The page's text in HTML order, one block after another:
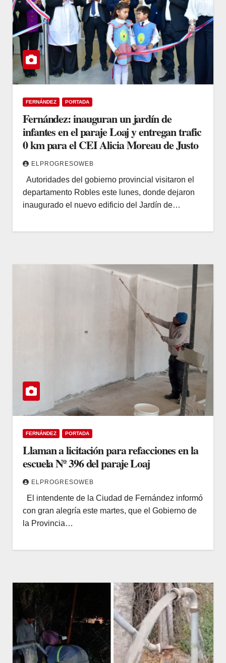
FERNÁNDEZ PORTADA
Fernández: inauguran un jardín de
infantes en el paraje Loaj y entregan trafic
0 km para el CEI Alicia Moreau de Justo
ELPROGRESOWEB
Autoridades del gobierno provincial visitaron el
departamento Robles este lunes, donde dejaron
inaugurado el nuevo edificio del Jardín de…
FERNÁNDEZ PORTADA
Llaman a licitación para refacciones en la
escuela Nº 396 del paraje Loaj
ELPROGRESOWEB
El intendente de la Ciudad de Fernández informó
con gran alegría este martes, que el Gobierno de
la Provincia…